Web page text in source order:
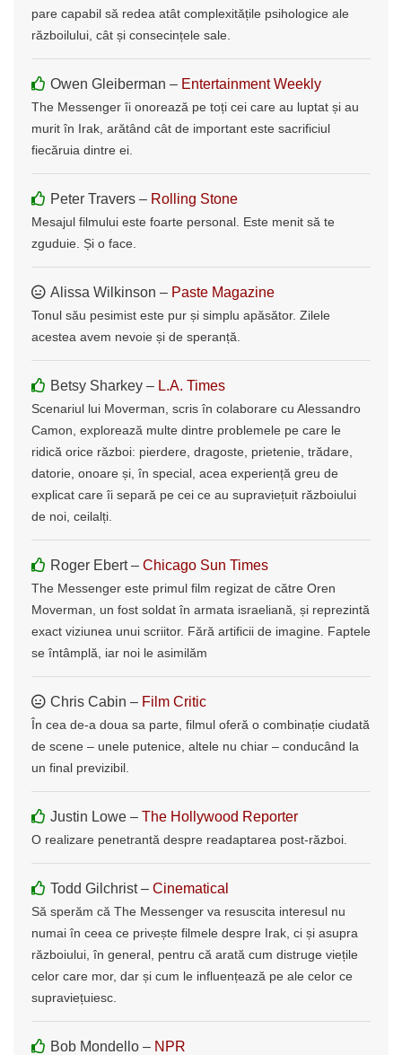
pare capabil să redea atât complexitățile psihologice ale
războilului, cât și consecințele sale.
Owen Gleiberman – Entertainment Weekly
The Messenger îi onorează pe toți cei care au luptat și au
murit în Irak, arătând cât de important este sacrificiul
fiecăruia dintre ei.
Peter Travers – Rolling Stone
Mesajul filmului este foarte personal. Este menit să te
zguduie. Și o face.
Alissa Wilkinson – Paste Magazine
Tonul său pesimist este pur și simplu apăsător. Zilele
acestea avem nevoie și de speranță.
Betsy Sharkey – L.A. Times
Scenariul lui Moverman, scris în colaborare cu Alessandro
Camon, explorează multe dintre problemele pe care le
ridică orice război: pierdere, dragoste, prietenie, trădare,
datorie, onoare și, în special, acea experiență greu de
explicat care îi separă pe cei ce au supraviețuit războiului
de noi, ceilalți.
Roger Ebert – Chicago Sun Times
The Messenger este primul film regizat de către Oren
Moverman, un fost soldat în armata israeliană, și reprezintă
exact viziunea unui scriitor. Fără artificii de imagine. Faptele
se întâmplă, iar noi le asimilăm
Chris Cabin – Film Critic
În cea de-a doua sa parte, filmul oferă o combinație ciudată
de scene – unele putenice, altele nu chiar – conducând la
un final previzibil.
Justin Lowe – The Hollywood Reporter
O realizare penetrantă despre readaptarea post-război.
Todd Gilchrist – Cinematical
Să sperăm că The Messenger va resuscita interesul nu
numai în ceea ce privește filmele despre Irak, ci și asupra
războiului, în general, pentru că arată cum distruge viețile
celor care mor, dar și cum le influențează pe ale celor ce
supraviețuiesc.
Bob Mondello – NPR